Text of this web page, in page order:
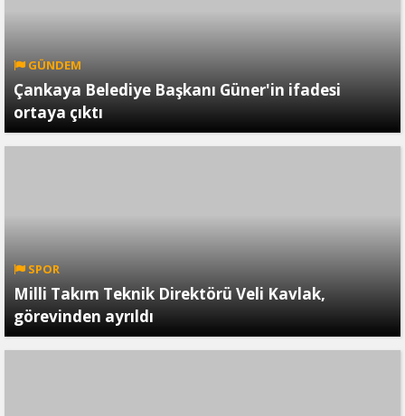
GÜNDEM
Çankaya Belediye Başkanı Güner'in ifadesi
ortaya çıktı
SPOR
Milli Takım Teknik Direktörü Veli Kavlak,
görevinden ayrıldı